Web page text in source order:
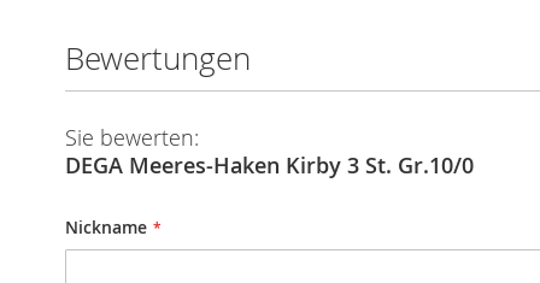
Bewertungen
Sie bewerten:
DEGA Meeres-Haken Kirby 3 St. Gr.10/0
Nickname